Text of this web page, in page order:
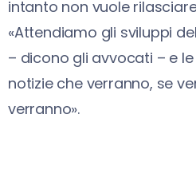
intanto non vuole
«Attendiamo gli sviluppi
– dicono gli avvocati – e
notizie che verranno, se
verranno».